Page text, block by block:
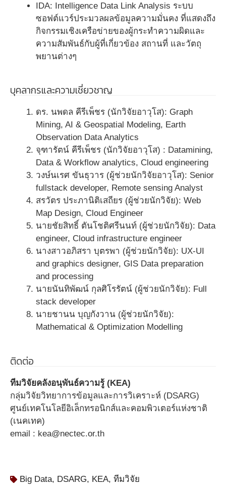
IDA: Intelligence Data Link Analysis ระบบ
ซอฟต์แวร์ประมวลผลข้อมูลความมั่นคง ที่แสดงถึง
กิจกรรมเชิงเครือข่ายของผู้กระทำความผิดและ
ความสัมพันธ์กับผู้ที่เกี่ยวข้อง สถานที่ และวัตถุ
พยานต่างๆ
บุคลากรและความเชี่ยวชาญ
ดร. นพดล คีรีเพ็ชร (นักวิจัยอาวุโส): Graph
Mining, AI & Geospatial Modeling, Earth
Observation Data Analytics
จุฑารัตน์ คีรีเพ็ชร (นักวิจัยอาวุโส) : Datamining,
Data & Workflow analytics, Cloud engineering
วงษ์นเรศ ขันธุวาร (ผู้ช่วยนักวิจัยอาวุโส): Senior
fullstack developer, Remote sensing Analyst
สรวัตร ประภานิติเสถียร (ผู้ช่วยนักวิจัย): Web
Map Design, Cloud Engineer
นายชัยสิทธิ์ ตันโชติศรีนนท์ (ผู้ช่วยนักวิจัย): Data
engineer, Cloud infrastructure engineer
นางสาวอภิสรา บุตรพา (ผู้ช่วยนักวิจัย): UX-UI
and graphics designer, GIS Data preparation
and processing
นายนันทิพัฒน์ กุลศิโรรัตน์ (ผู้ช่วยนักวิจัย): Full
stack developer
นายชานน บุญกังวาน (ผู้ช่วยนักวิจัย):
Mathematical & Optimization Modelling
ติดต่อ
ทีมวิจัยคลังอนุพันธ์ความรู้ (KEA)
กลุ่มวิจัยวิทยาการข้อมูลและการวิเคราะห์ (DSARG)
ศูนย์เทคโนโลยีอิเล็กทรอนิกส์และคอมพิวเตอร์แห่งชาติ
(เนคเทค)
email : kea@nectec.or.th
Big Data, DSARG, KEA, ทีมวิจัย